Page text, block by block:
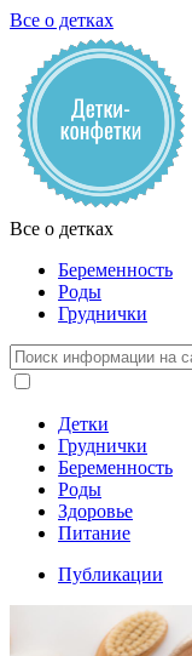
Все о детках
Все о детках
Беременность
Роды
Груднички
Детки
Груднички
Беременность
Роды
Здоровье
Питание
Публикации